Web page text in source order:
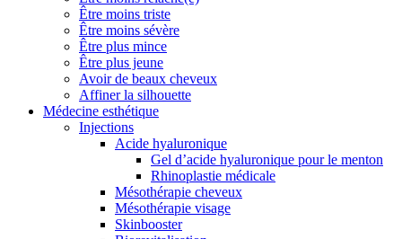
Être moins triste
Être moins sévère
Être plus mince
Être plus jeune
Avoir de beaux cheveux
Affiner la silhouette
Médecine esthétique
Injections
Acide hyaluronique
Gel d’acide hyaluronique pour le menton
Rhinoplastie médicale
Mésothérapie cheveux
Mésothérapie visage
Skinbooster